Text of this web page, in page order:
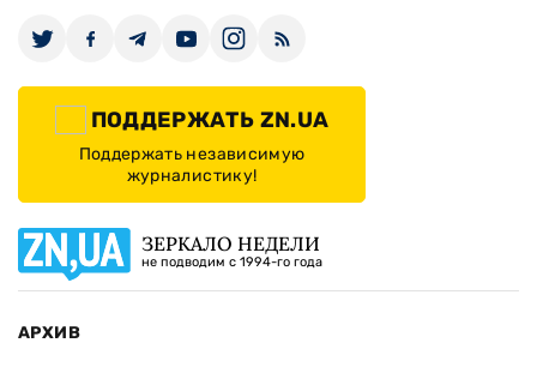
ПОДДЕРЖАТЬ ZN.UA
Поддержать независимую
журналистику!
ЗЕРКАЛО НЕДЕЛИ
не подводим с 1994-го года
АРХИВ